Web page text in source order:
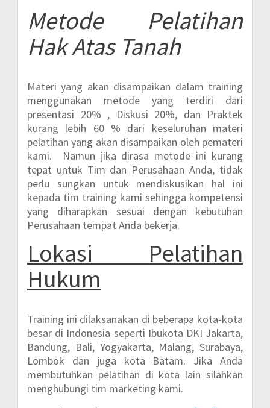
MetodePelatihan
Hak Atas Tanah
Materi yang akan disampaikan dalam training
menggunakan metode yang terdiri dari
presentasi 20% , Diskusi 20%, dan Praktek
kurang lebih 60 % dari keseluruhan materi
pelatihan yang akan disampaikan oleh pemateri
kami. Namun jika dirasa metode ini kurang
tepat untuk Tim dan Perusahaan Anda, tidak
perlu sungkan untuk mendiskusikan hal ini
kepada tim training kami sehingga kompetensi
yang diharapkan sesuai dengan kebutuhan
Perusahaan tempat Anda bekerja.
Lokasi Pelatihan
Hukum
Training ini dilaksanakan di beberapa kota-kota
besar di Indonesia seperti Ibukota DKI Jakarta,
Bandung, Bali, Yogyakarta, Malang, Surabaya,
Lombok dan juga kota Batam. Jika Anda
membutuhkan pelatihan di kota lain silahkan
menghubungi tim marketing kami.